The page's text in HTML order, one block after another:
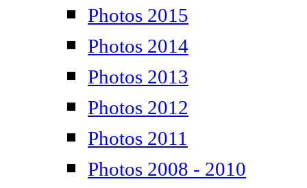
Photos 2015
Photos 2014
Photos 2013
Photos 2012
Photos 2011
Photos 2008 - 2010